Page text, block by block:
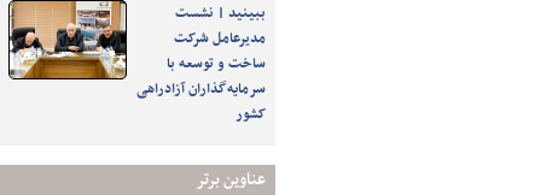
ببینید | نشست
مدیرعامل شرکت
ساخت و توسعه با
سرمایه‌گذاران آزادراهی
کشور
عناوین برتر